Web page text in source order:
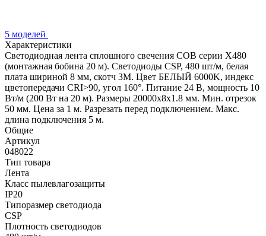
5 моделей
Характеристики
Светодиодная лента сплошного свечения COB серии X480
(монтажная бобина 20 м). Светодиоды CSP, 480 шт/м, белая
плата шириной 8 мм, скотч 3M. Цвет БЕЛЫЙ 6000K, индекс
цветопередачи CRI>90, угол 160°. Питание 24 В, мощность 10
Вт/м (200 Вт на 20 м). Размеры 20000х8х1.8 мм. Мин. отрезок
50 мм. Цена за 1 м. Разрезать перед подключением. Макс.
длина подключения 5 м.
Общие
Артикул
048022
Тип товара
Лента
Класс пылевлагозащиты
IP20
Типоразмер светодиода
CSP
Плотность светодиодов